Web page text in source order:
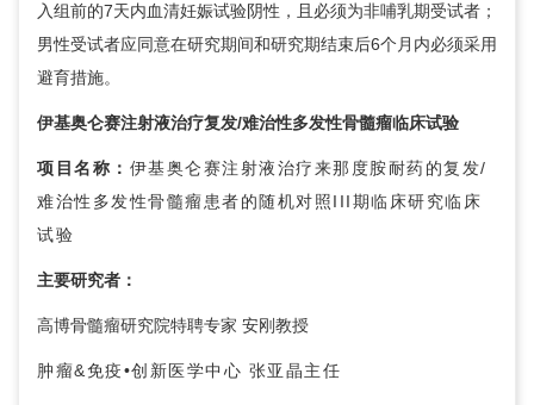
入组前的7天内血清妊娠试验阴性，且必须为非哺乳期受试者；
男性受试者应同意在研究期间和研究期结束后6个月内必须采用
避育措施。
伊基奥仑赛注射液治疗复发/难治性多发性骨髓瘤临床试验
项目名称： 伊基奥仑赛注射液治疗来那度胺耐药的复发/
难治性多发性骨髓瘤患者的随机对照III期临床研究临床
试验
主要研究者：
高博骨髓瘤研究院特聘专家 安刚教授
肿瘤&免疫•创新医学中心 张亚晶主任